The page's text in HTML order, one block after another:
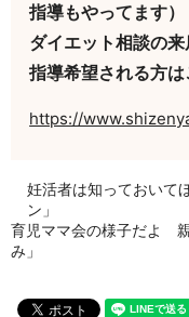
指導もやってます）
ダイエット相談の
指導希望される方は
https://
妊活者は知っておいて
ン」
育児ママ会の様子だよ
み」